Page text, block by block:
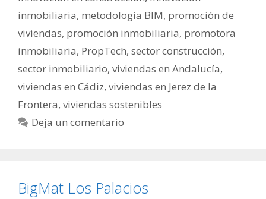
inmobiliaria, metodología BIM, promoción de
viviendas, promoción inmobiliaria, promotora
inmobiliaria, PropTech, sector construcción,
sector inmobiliario, viviendas en Andalucía,
viviendas en Cádiz, viviendas en Jerez de la
Frontera, viviendas sostenibles
Deja un comentario
BigMat Los Palacios